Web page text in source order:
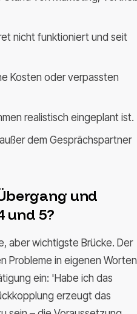
nicht funktioniert und seit
Kosten oder verpassten
realistisch eingeplant ist.
dem Gesprächspartner
und
und 5?
aber wichtigste Brücke. Der
Probleme in eigenen Worten
ein: 'Habe ich das
erzeugt das